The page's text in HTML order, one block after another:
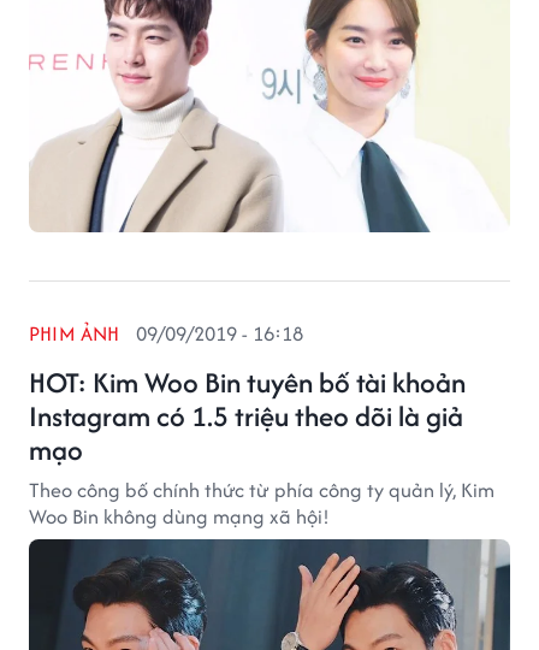
HOT: Kim Woo Bin tuyên bố tài khoản
Instagram có 1.5 triệu theo dõi là giả
mạo
PHIM ẢNH 09/09/2019 - 16:18
Theo công bố chính thức từ phía công ty quản lý, Kim
Woo Bin không dùng mạng xã hội!